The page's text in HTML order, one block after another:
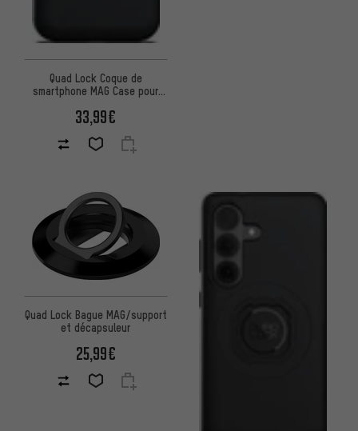
Quad Lock Coque de
smartphone MAG Case pour
33,99€
Quad Lock Bague MAG/support
et décapsuleur
25,99€